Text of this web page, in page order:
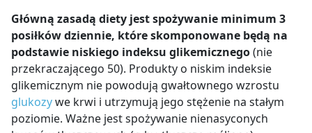
Główną zasadą diety jest spożywanie minimum 3
posiłków dziennie, które skomponowane będą na
podstawie niskiego indeksu glikemicznego(nie
przekraczającego 50). Produkty o niskim indeksie
glikemicznym nie powodują gwałtownego wzrostu
glukozywe krwi i utrzymują jego stężenie na stałym
poziomie. Ważne jest spożywanie nienasyconych